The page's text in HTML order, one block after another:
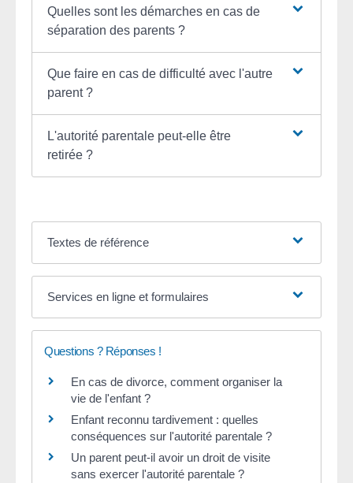
Quelles sont les démarches en cas de
séparation des parents ?
Que faire en cas de difficulté avec l'autre
parent ?
L'autorité parentale peut-elle être
retirée ?
Textes de référence
Services en ligne et formulaires
Questions ? Réponses !
En cas de divorce, comment organiser la
vie de l'enfant ?
Enfant reconnu tardivement : quelles
conséquences sur l'autorité parentale ?
Un parent peut-il avoir un droit de visite
sans exercer l'autorité parentale ?